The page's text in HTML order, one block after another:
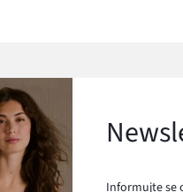
Informujte se